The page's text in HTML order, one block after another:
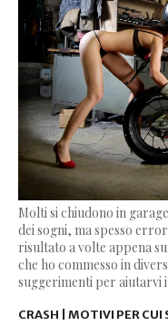
Molti si chiudono in
dei sogni, ma spesso
risultato a volte appena
che ho commesso in
suggerimenti per aiutarvi
CRASH | MOTIVI PER CUI